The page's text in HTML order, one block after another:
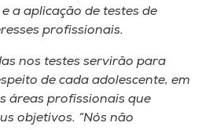
a aplicação de testes de
profissionais.
nos testes servirão para
de cada adolescente, em
áreas profissionais que
objetivos. “Nós não